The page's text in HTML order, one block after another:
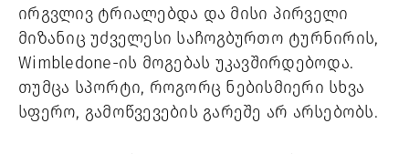
ირგვლივ ტრიალებდა და მისი პირველი
მიზანიც უძველესი საჩოგბურთო ტურნირის,
Wimbledone-ის მოგებას უკავშირდებოდა.
თუმცა სპორტი, როგორც ნებისმიერი სხვა
სფერო, გამოწვევების გარეშე არ არსებობს.